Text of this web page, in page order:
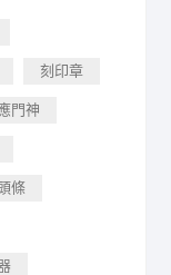
刻印章
門神
條